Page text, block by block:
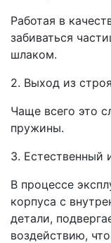
Работая в
забиваться
шлаком.
2. Выход из
Чаще всего это
пружины.
3. Естественный
В процессе
корпуса с
детали,
воздействию,